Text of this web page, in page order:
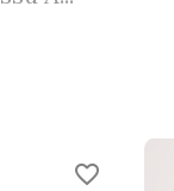
favorite_border